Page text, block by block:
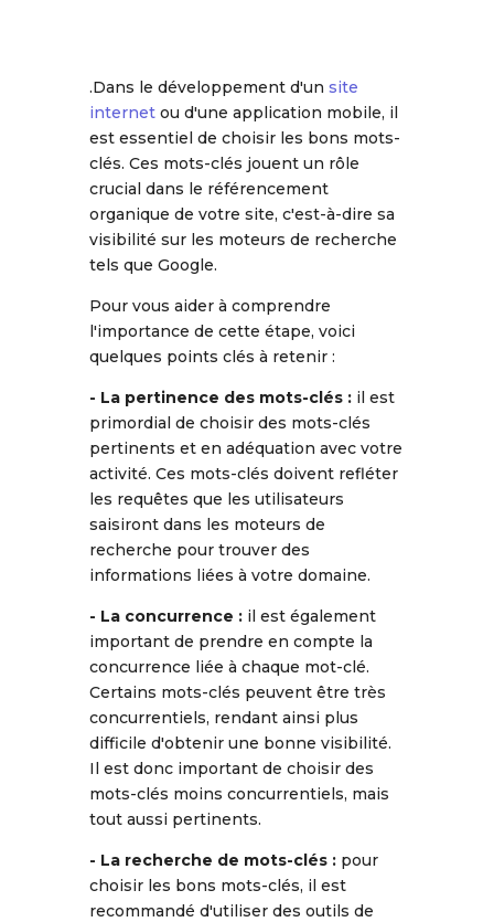
.Dans le développement d'un site
internetou d'une application mobile, il
est essentiel de choisir les bons mots-
clés. Ces mots-clés jouent un rôle
crucial dans le référencement
organique de votre site, c'est-à-dire sa
visibilité sur les moteurs de recherche
tels que Google.
Pour vous aider à comprendre
l'importance de cette étape, voici
quelques points clés à retenir :
- La pertinence des mots-clés : il est
primordial de choisir des mots-clés
pertinents et en adéquation avec votre
activité. Ces mots-clés doivent refléter
les requêtes que les utilisateurs
saisiront dans les moteurs de
recherche pour trouver des
informations liées à votre domaine.
- La concurrence : il est également
important de prendre en compte la
concurrence liée à chaque mot-clé.
Certains mots-clés peuvent être très
concurrentiels, rendant ainsi plus
difficile d'obtenir une bonne visibilité.
Il est donc important de choisir des
mots-clés moins concurrentiels, mais
tout aussi pertinents.
- La recherche de mots-clés : pour
choisir les bons mots-clés, il est
recommandé d'utiliser des outils de